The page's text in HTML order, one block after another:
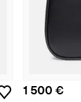
1 500 €